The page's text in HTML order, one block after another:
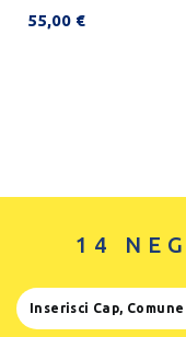
55,00 €
14